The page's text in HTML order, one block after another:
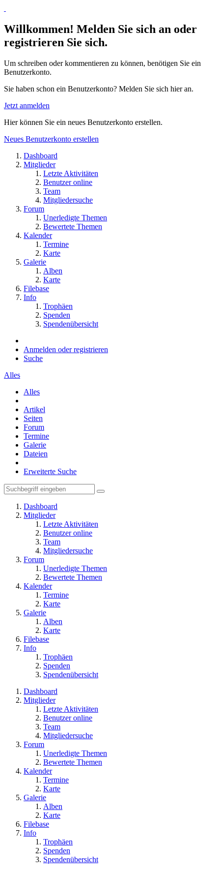
Willkommen! Melden Sie sich an oder
registrieren Sie sich.
Um schreiben oder kommentieren zu können, benötigen Sie ein
Benutzerkonto.
Sie haben schon ein Benutzerkonto? Melden Sie sich hier an.
Jetzt anmelden
Hier können Sie ein neues Benutzerkonto erstellen.
Neues Benutzerkonto erstellen
Dashboard
Mitglieder
Letzte Aktivitäten
Benutzer online
Team
Mitgliedersuche
Forum
Unerledigte Themen
Bewertete Themen
Kalender
Termine
Karte
Galerie
Alben
Karte
Filebase
Info
Trophäen
Spenden
Spendenübersicht
Anmelden oder registrieren
Suche
Alles
Alles
Artikel
Seiten
Forum
Termine
Galerie
Dateien
Erweiterte Suche
Dashboard
Mitglieder
Letzte Aktivitäten
Benutzer online
Team
Mitgliedersuche
Forum
Unerledigte Themen
Bewertete Themen
Kalender
Termine
Karte
Galerie
Alben
Karte
Filebase
Info
Trophäen
Spenden
Spendenübersicht
Dashboard
Mitglieder
Letzte Aktivitäten
Benutzer online
Team
Mitgliedersuche
Forum
Unerledigte Themen
Bewertete Themen
Kalender
Termine
Karte
Galerie
Alben
Karte
Filebase
Info
Trophäen
Spenden
Spendenübersicht